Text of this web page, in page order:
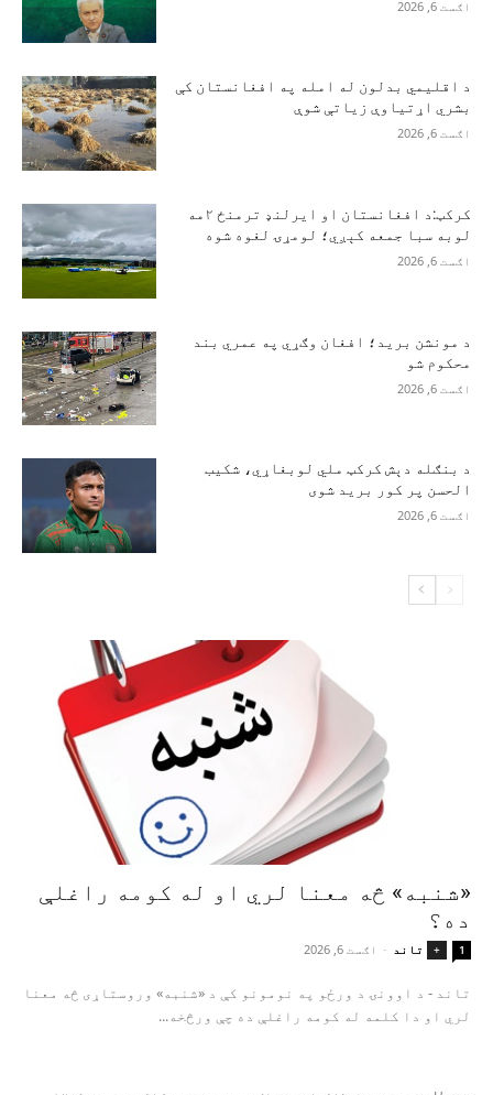
اګست 6, 2026
د اقلیمي بدلون له امله په افغانستان کې
بشري اړتیاوې زیاتې شوې
اګست 6, 2026
کرکټ:د افغانستان او ایرلنډ ترمنځ ۲مه
لوبه سبا جمعه کېږي؛ لومړۍ لغوه شوه
اګست 6, 2026
د مونشن برید؛ افغان وګړي په عمري بند
محکوم شو
اګست 6, 2026
د بنګله دېش کرکټ ملي لوبغاړي، شکیب
الحسن پر کور برید شوی
اګست 6, 2026
«شنبه» څه معنا لري او له کومه راغلې
ده؟
+ تاند - اګست 6, 2026 1
تاند - د اوونۍ د ورځو په نومونو کې د «شنبه» وروستاړی څه معنا
لري او دا کلمه له کومه راغلې ده چې ورڅخه...